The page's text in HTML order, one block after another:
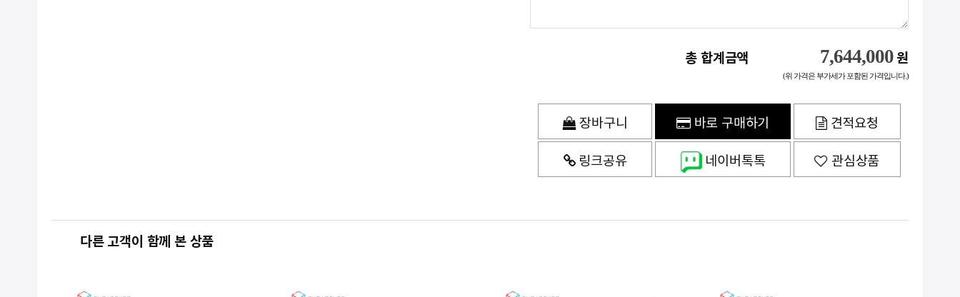
총 합계금액 7,644,000 원
(위 가격은 부가세가 포함된 가격입니다.)
장바구니 바로 구매하기 견적요청
링크공유 네이버톡톡 관심상품
다른 고객이 함께 본 상품